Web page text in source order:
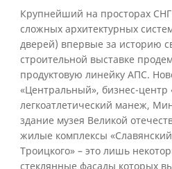
Крупнейший на просторах
сложных архитектурных
дверей) впервые за историю
строительной выставке
продуктовую линейку АПС.
«Центральный», бизнес-центр
легкоатлетический манеж,
здание музея Великой
жилые комплексы
Троицкого» – это лишь